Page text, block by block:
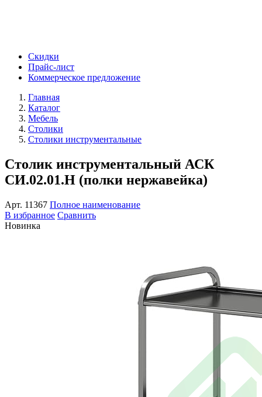
Скидки
Прайс-лист
Коммерческое предложение
Главная
Каталог
Мебель
Столики
Столики инструментальные
Столик инструментальный АСК
СИ.02.01.Н (полки нержавейка)
Арт. 11367 Полное наименование
В избранное Сравнить
Новинка